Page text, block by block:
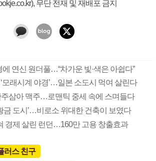
무단 전재 및 재배포 금지
에 연신 원더풀…“차가운 빛·색은 아쉽다”
모래시계 야경’…일본 소도시 먹여 살린다
주삼아 맥주…로맨틱 중세 속에 스며들다
금 도시’…비로소 위대한 건축이 보였다
경제 살린 런던…160만 고용 창출효과
러스 친구